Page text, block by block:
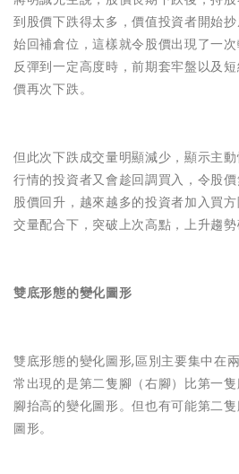
到股價下跌得太多，價值投資者開始
始回補倉位，這樣就令股價出現了一
反彈到一定高度時，前期套牢盤以及
價再次下跌。
但此次下跌成交量明顯減少，顯示主
行情的投資者又會趁回調買入，令股
股價回升，越來越多的投資者加入買
交量配合下，突破上次高點，上升趨勢
雙底形態的變化圖形
雙底形態的變化圖形,區別主要集中在
常出現的是第二隻腳（右腳）比第一
腳抬高的變化圖形。但也有可能第二
圖形。